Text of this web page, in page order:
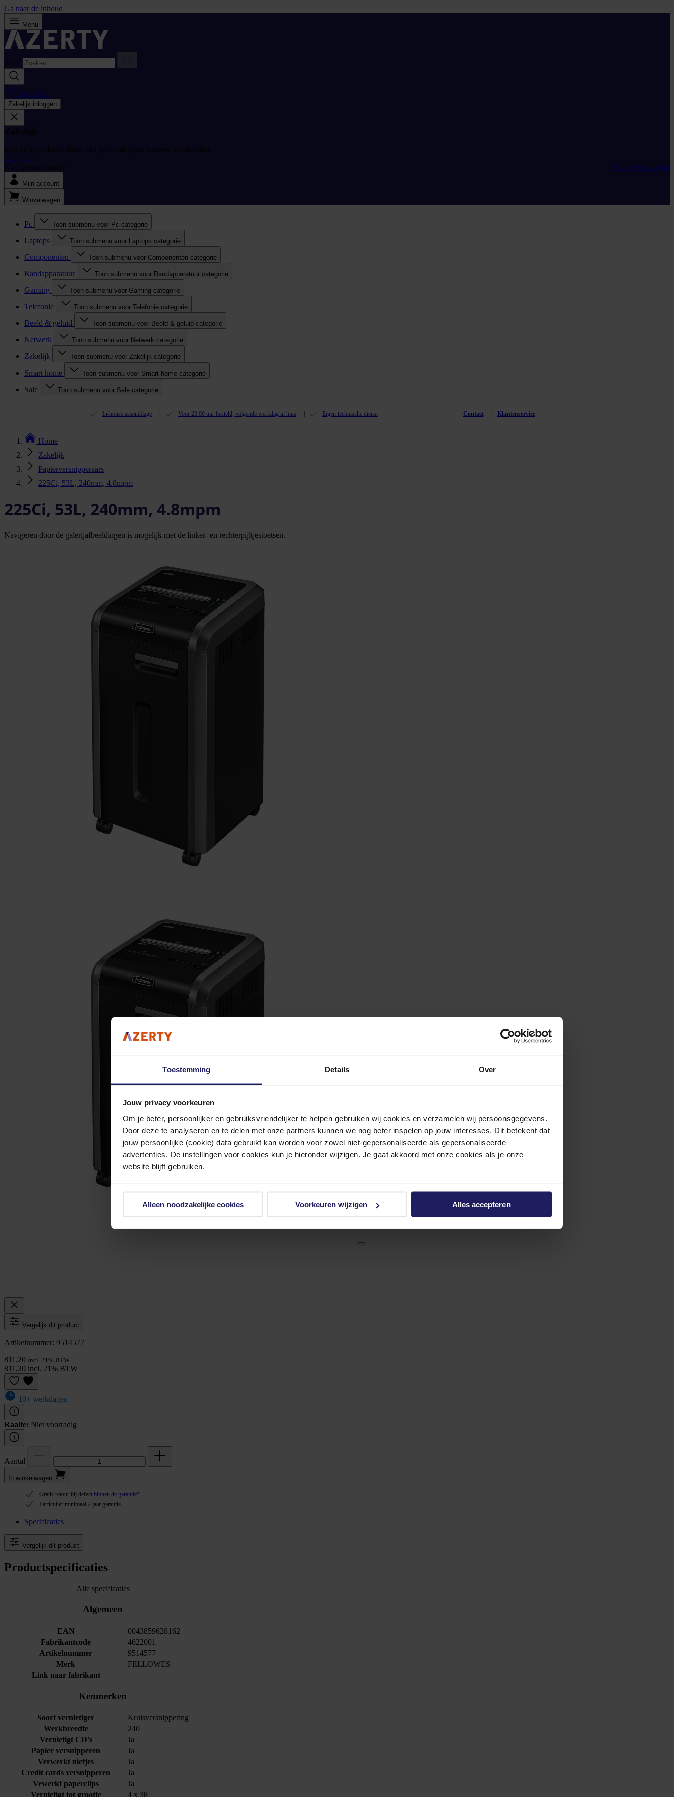
Toestemming Details Over
Jouw privacy voorkeuren
Om je beter, persoonlijker en gebruiksvriendelijker te helpen gebruiken wij cookies en verzamelen wij persoonsgegevens.
Door deze te analyseren en te delen met onze partners kunnen we nog beter inspelen op jouw interesses. Dit betekent dat
jouw persoonlijke (cookie) data gebruikt kan worden voor zowel niet-gepersonaliseerde als gepersonaliseerde
advertenties. De instellingen voor cookies kun je hieronder wijzigen. Je gaat akkoord met onze cookies als je onze
website blijft gebruiken.
Alleen noodzakelijke cookies Voorkeuren wijzigen Alles accepteren
Ga naar de inhoud
Menu
Zoek
Bestellijst
Zakelijk inloggen
Zakelijk
Log in en profiteer direct van jouw zakelijke tarieven en diensten.
Inloggen
Nog geen account?
Maak een account
Mijn account
Winkelwagen
Pc Toon submenu voor Pc categorie
Laptops Toon submenu voor Laptops categorie
Componenten Toon submenu voor Componenten categorie
Randapparatuur Toon submenu voor Randapparatuur categorie
Gaming Toon submenu voor Gaming categorie
Telefonie Toon submenu voor Telefonie categorie
Beeld & geluid Toon submenu voor Beeld & geluid categorie
Netwerk Toon submenu voor Netwerk categorie
Zakelijk Toon submenu voor Zakelijk categorie
Smart home Toon submenu voor Smart home categorie
Sale Toon submenu voor Sale categorie
In-house assemblage Voor 23.00 uur besteld, volgende werkdag in huis Eigen technische dienst Contact Klantenservice
Home
Zakelijk
Papierversnipperaars
225Ci, 53L, 240mm, 4.8mpm
225Ci, 53L, 240mm, 4.8mpm
Navigeren door de galerijafbeeldingen is mogelijk met de linker- en rechterpijltjestoetsen.
Vergelijk dit product
Artikelnummer: 9514577
811,20 Incl. 21% BTW
811,20 incl. 21% BTW
10+ werkdagen
Raalte: Niet voorradig
Aantal
In winkel­wagen
Gratis retour bij defect binnen de garantie*
Particulier minimaal 2 jaar garantie
Specificaties
Vergelijk dit product
Productspecificaties
Alle specificaties
Algemeen
EAN
0043859628162
Fabrikantcode
4622001
Artikelnummer
9514577
Merk
FELLOWES
Link naar fabrikant
Kenmerken
Soort vernietiger
Kruisversnippering
Werkbreedte
240
Vernietigt CD's
Ja
Papier versnipperen
Ja
Verwerkt nietjes
Ja
Credit cards versnipperen
Ja
Vewerkt paperclips
Ja
Vernietigt tot grootte
4 x 38